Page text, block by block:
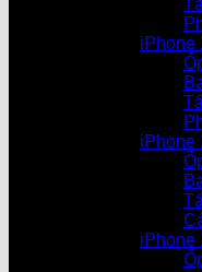
iPhone
iPhone
iPhone